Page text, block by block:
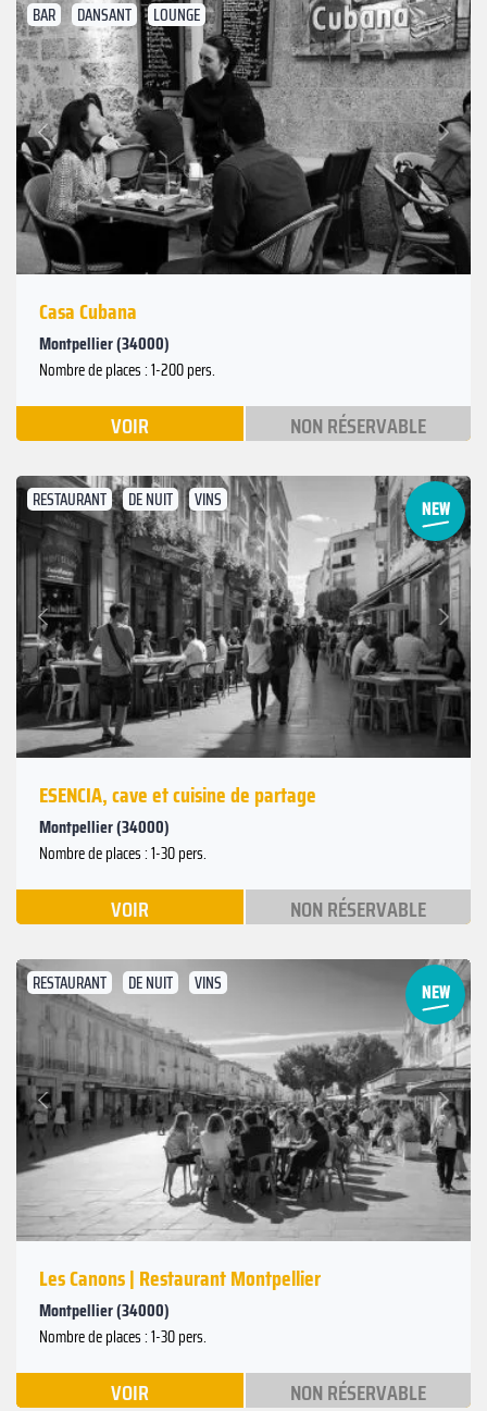
BAR DANSANT LOUNGE
Précédent
Suivant
Casa Cubana
Montpellier (34000)
Nombre de places : 1-200 pers.
VOIR NON RÉSERVABLE
RESTAURANT DE NUIT VINS
Précédent
Suivant
ESENCIA, cave et cuisine de partage
Montpellier (34000)
Nombre de places : 1-30 pers.
VOIR NON RÉSERVABLE
RESTAURANT DE NUIT VINS
Précédent
Suivant
Les Canons | Restaurant Montpellier
Montpellier (34000)
Nombre de places : 1-30 pers.
VOIR NON RÉSERVABLE